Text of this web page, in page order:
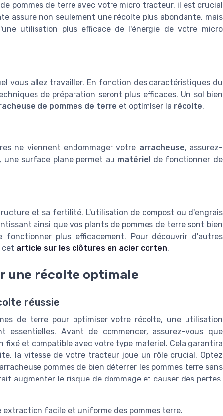
pommes de terre avec votre micro tracteur, il est crucial
assure non seulement une récolte plus abondante, mais
utilisation plus efficace de l'énergie de votre micro
vous allez travailler. En fonction des caractéristiques du
de préparation seront plus efficaces. Un sol bien
de pommes de terre et optimiser la récolte.
ne viennent endommager votre arracheuse, assurez-
une surface plane permet au matériel de fonctionner de
et sa fertilité. L'utilisation de compost ou d'engrais
ainsi que vos plants de pommes de terre sont bien
fonctionner plus efficacement. Pour découvrir d'autres
cet article sur les clôtures en acier corten.
une récolte optimale
réussie
de terre pour optimiser votre récolte, une utilisation
essentielles. Avant de commencer, assurez-vous que
et compatible avec votre type materiel. Cela garantira
la vitesse de votre tracteur joue un rôle crucial. Optez
pommes de bien déterrer les pommes terre sans
augmenter le risque de dommage et causer des pertes.
extraction facile et uniforme des pommes terre.